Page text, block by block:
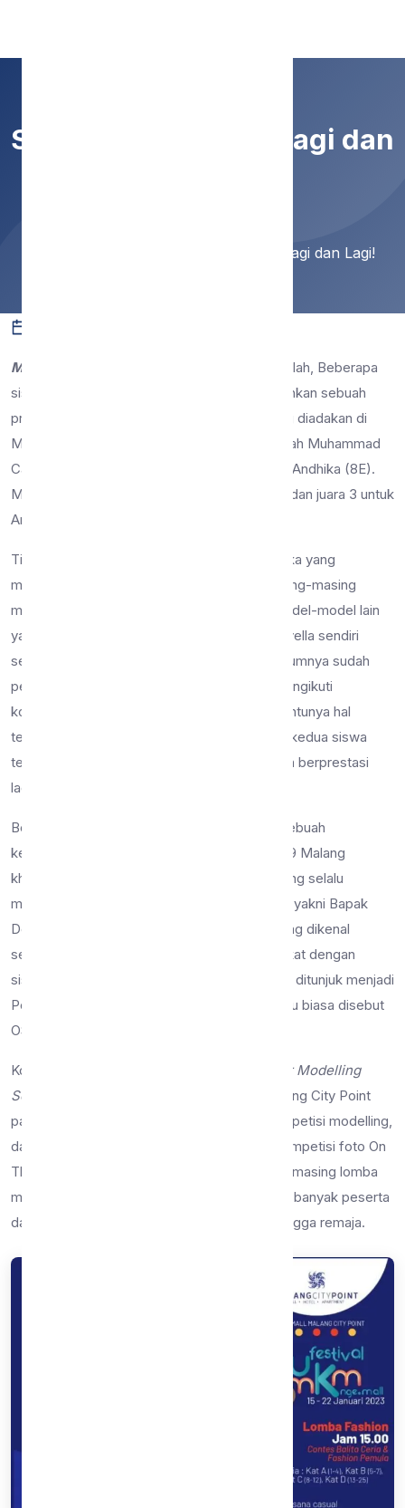
Siswa Berprestasi, Lagi dan
Siswa Berprestasi, Lagi dan Lagi!
Malang, 16 Januari 2023
– Syukur alhamdulillah, Beberapa
siswa SMP Negeri 9 Malang kembali menorehkan sebuah
prestasi individu dalam kontes modelling yang diadakan di
Malang City Point. Siswa-siswa tersebut adalah Muhammad
Cavella Al Putra Qitaro (8B) dan Achmad Dwi Andhika (8E).
Mereka berhasil meraih Juara 1 untuk Cavella dan juara 3 untuk
Andhika.
Tidak tanggung-tanggung, Cavella dan Andhika yang
merupakan siswa SMP Negeri 9 Malang masing-masing
mampu meraih juara setelah mengalahkan model-model lain
yang ikut serta dalam kompetisi tersebut. Cavella sendiri
sebelum menjuarai kompetisi tersebut, sebelumnya sudah
pernah menjuarai kompetisi modelling dan mengikuti
kompetisi duta Anti Narkoba Kota Malang. Tentunya hal
tersebut akan menjadi pengalaman baru bagi kedua siswa
tersebut untuk melangkah lebih maju dan lebih berprestasi
lagi.
Berita bahagia ini sudah pasti bakal menjadi sebuah
kebanggaan bagi seluruh warga SMP Negeri 9 Malang
khususnya kedua siswa tersebut dan Guru yang selalu
mendampingi mereka dalam mengikuti lomba yakni Bapak
Deddy Trisna Manunggal, S.Pd. Beliau memang dikenal
sebagai guru yang aktif, ceria, dan sangat dekat dengan
siswa-siswi di sekolah. Tidak heran jika beliau ditunjuk menjadi
Pembina Organisasi Sekolah Intra Sekolah atau biasa disebut
OSIS.
Kompetisi Modelling dengan tema “
Full Color Modelling
Song Competition 2023
” ini diadakan di Malang City Point
pada hari Minggu, 15 Januari 2023. Selain kompetisi modelling,
dalam kegiatan tersebut juga dilaksanakan kompetisi foto On
The Spot dan juga Lomba Menyanyi. Masing-masing lomba
memiliki kriteria yang berbeda dan diikuti oleh banyak peserta
dari berbagai rentang usia mulai anak-anak hingga remaja.